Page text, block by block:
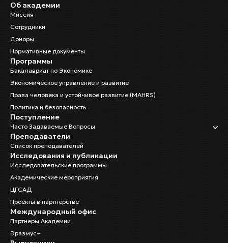
Об академии
Миссия
Сотрудники
Доноры
Нормативные документы
Программы
Бакалавриат по Экономике
Экономическое управление и развитие
Права человека и устойчивое развитие (MAHRS)
Политика и безопасность
Поступление
Часто Задаваемые Вопросы
Преподаватели
Список преподавателей
Исследования и публикации
Исследовательские программы
Академические мероприятия
ЦГСАД
Проекты в партнерстве
Международный офис
Партнеры Академии
Эразмус+